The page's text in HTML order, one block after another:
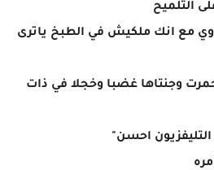
التلميح
مع انك ملكيش في الطبخ ياترى
وجنتاها غضبا وخجلا في ذات
احسن"